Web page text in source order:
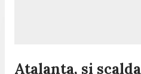
Atalanta, si